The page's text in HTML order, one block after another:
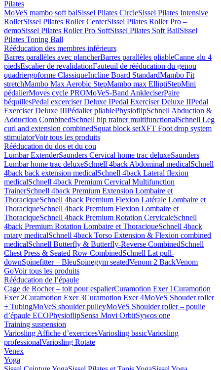
Pilates
MoVeS mambo soft balSissel Pilates CircleSissel Pilates Intensive
RollerSissel Pilates Roller CenterSissel Pilates Roller Pro –
demoSissel Pilates Roller Pro SoftSissel Pilates Soft BallSissel
Pilates Toning Ball
Rééducation des membres inférieurs
Barres parallèles avec plancherBarres parallèles pliableCanne alu 4
piedsEscalier de revalidationFauteuil de rééducation du genou
quadriergoforme ClassiqueIncline Board StandardMambo Fit
stretchMambo Max Aerobic StepMambo max ElliptiStepMini
pédalierMoves cycle PROMoVeS-Band AnkleciserPaire
béquillesPedal excerciser Deluxe IPedal Exerciser Deluxe IIPedal
Exerciser Deluxe IIIPédalier pliablePhysioflipSchnell Abduction &
Adduction CombinedSchnell hip trainer multifunctionalSchnell Leg
curl and extension combinedSquat block setXFT Foot drop system
stimulatorVoir tous les produits
Rééducation du dos et du cou
Lumbar ExtenderSaunders Cervical home trac deluxeSaunders
Lumbar home trac deluxeSchnell 4back Abdominal medicalSchnell
4back back extension medicalSchnell 4back Lateral flexion
medicalSchnell 4back Premium Cervical Multifunction
TrainerSchnell 4back Premium Extension Lombaire et
ThoraciqueSchnell 4back Premium Flexion Latérale Lombaire et
ThoraciqueSchnell 4back Premium Flexion Lombaire et
ThoraciqueSchnell 4back Premium Rotation CervicaleSchnell
4back Premium Rotation Lombaire et ThoraciqueSchnell 4back
rotary medicalSchnell 4back Torso Extension & Flexion combined
medicalSchnell Butterfly & Butterfly-Reverse CombinedSchnell
Chest Press & Seated Row CombinedSchnell Lat pull-
downSpinefitter – BleuSpinegym seatedVenom 2 BackVenom
GoVoir tous les produits
Rééducation de l’épaule
Cage de Rocher – toit pour espalierCuramotion Exer 1Curamotion
Exer 2Curamotion Exer 3Curamotion Exer 4MoVeS Shouder roller
+ TubingMoVeS shoulder pulleyMoVeS Shoulder roller – poulie
d’épaule ECOPhysioflipSensa Movi OrbitSywos one
Training suspension
Variosling Affiche d’exercicesVariosling basicVariosling
professionalVariosling Rotate
Venex
Yoga